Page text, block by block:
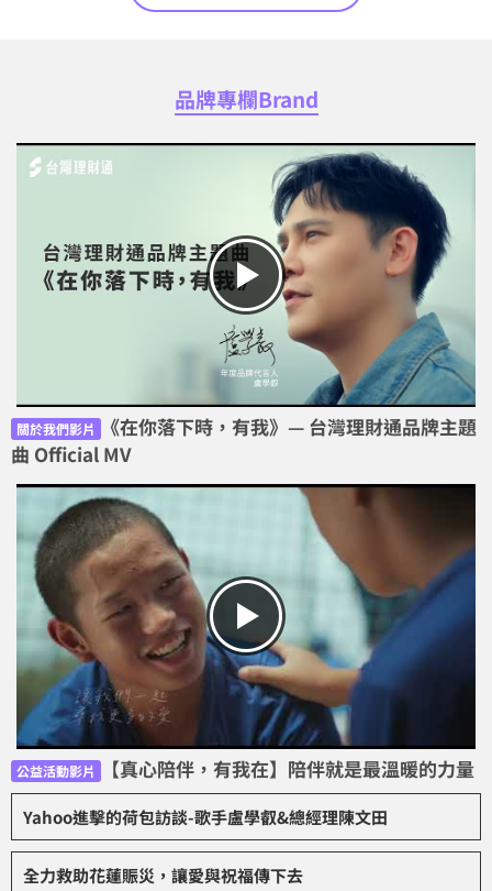
品牌專欄Brand
關於我們影片
《在你落下時，有我》— 台灣理財通品牌主題
曲 Official MV
公益活動影片 【真心陪伴，有我在】陪伴就是最溫暖的力量
Yahoo進擊的荷包訪談-歌手盧學叡&總經理陳文田
全力救助花蓮賑災，讓愛與祝福傳下去